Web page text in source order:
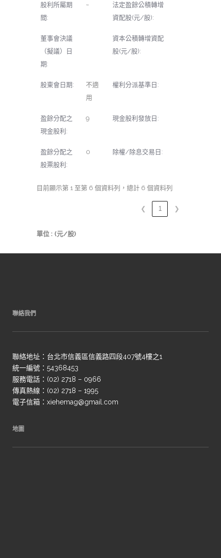
股利所屬期
間:
~
法定盈餘公積轉增
資配股(元/股):
董事會決議
（擬議）日
期:
資本公積轉增資配
股(元/股):
股東會日期:
不適
用
權利分派基準日:
盈餘分配之
現金股利:
9 現金股利發放日:
盈餘分配之
股票股利:
0 除權/除息交易日:
目前顯示第 1 至第 6 個資料列，總計 6 個資料列
❮ 1 ❯
單位 : (元/股)
聯絡我們
聯絡地址：台北市信義區信義路四段407號4樓之1
統一編號：54368453
服務電話：(02) 2718 – 0966
傳真熱線：(02) 2718 – 1995
電子信箱：xiehemag@gmail.com
地圖